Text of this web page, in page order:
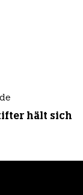
hält sich